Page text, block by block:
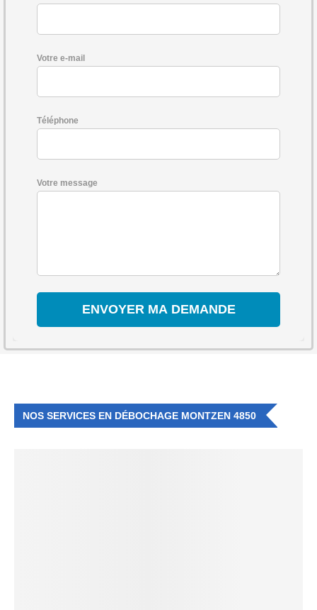
Votre e-mail
Téléphone
Votre message
NOS SERVICES EN DÉBOCHAGE MONTZEN 4850